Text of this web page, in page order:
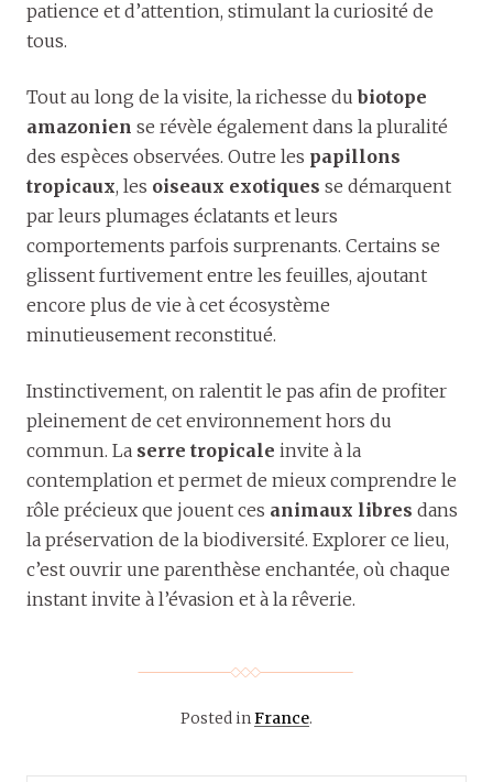
patience et d’attention, stimulant la curiosité de
tous.
Tout au long de la visite, la richesse du biotope
amazonien se révèle également dans la pluralité
des espèces observées. Outre les papillons
tropicaux, les oiseaux exotiques se démarquent
par leurs plumages éclatants et leurs
comportements parfois surprenants. Certains se
glissent furtivement entre les feuilles, ajoutant
encore plus de vie à cet écosystème
minutieusement reconstitué.
Instinctivement, on ralentit le pas afin de profiter
pleinement de cet environnement hors du
commun. La serre tropicale invite à la
contemplation et permet de mieux comprendre le
rôle précieux que jouent ces animaux libres dans
la préservation de la biodiversité. Explorer ce lieu,
c’est ouvrir une parenthèse enchantée, où chaque
instant invite à l’évasion et à la rêverie.
Posted inFrance.